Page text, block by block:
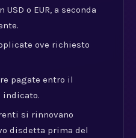
o EUR, a seconda
ove richiesto
pagate entro il
indicato.
si rinnovano
disdetta prima del